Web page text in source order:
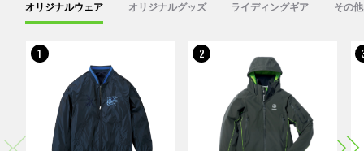
オリジナルウェア オリジナルグッズ ライディングギア その
1 2